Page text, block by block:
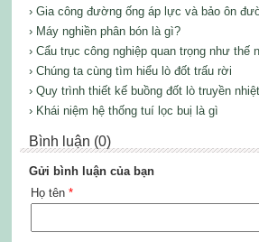
› Gia công đường ống áp lực và bảo ôn
› Máy nghiền phân bón là gì?
› Cẩu trục công nghiệp quan trọng như thế
› Chúng ta cùng tìm hiểu lò đốt trấu rời
› Quy trình thiết kế buồng đốt lò truyền nhiệt
› Khái niệm hệ thống tuí lọc buị là gì
Bình luận (0)
Gửi bình luận của bạn
Họ tên *